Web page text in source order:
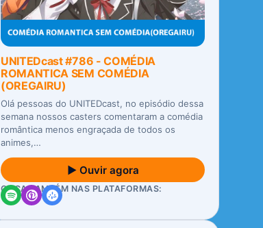
UNITEDcast #786 - COMÉDIA
ROMANTICA SEM COMÉDIA
(OREGAIRU)
Olá pessoas do UNITEDcast, no episódio dessa
semana nossos casters comentaram a comédia
romântica menos engraçada de todos os
animes,…
▶ Ouvir agora
OUÇA TAMBÉM NAS PLATAFORMAS: